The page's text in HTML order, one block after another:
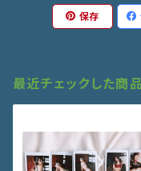
保存
最近チェックした商品